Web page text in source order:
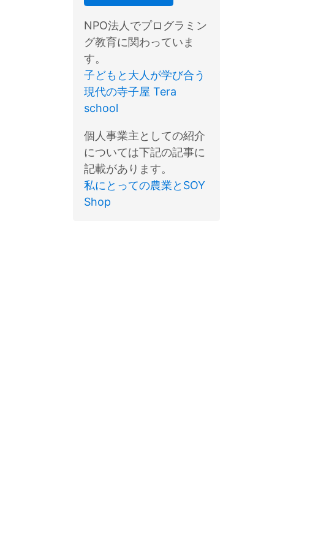
NPO法人でプログラミン
グ教育に関わっていま
す。
子どもと大人が学び合う
現代の寺子屋 Tera
school
個人事業主としての紹介
については下記の記事に
記載があります。
私にとっての農業とSOY
Shop